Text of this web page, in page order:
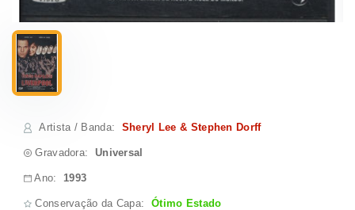
Artista / Banda: Sheryl Lee & Stephen Dorff
Gravadora: Universal
Ano: 1993
Conservação da Capa: Ótimo Estado